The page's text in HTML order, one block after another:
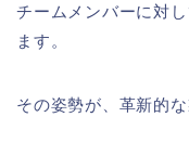
チームメンバーに対
ます。
その姿勢が、革新的